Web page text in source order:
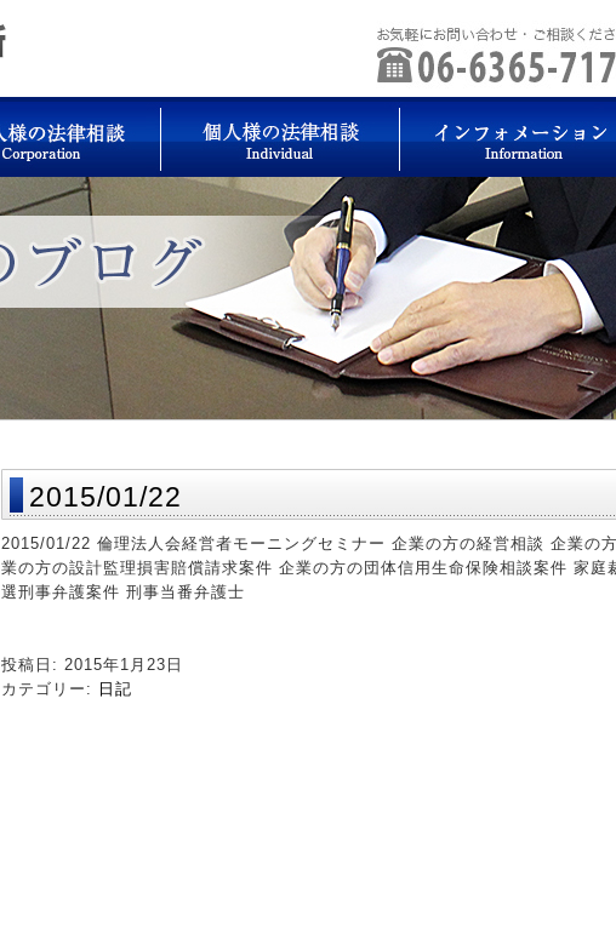
2015/01/22
2015/01/22 倫理法人会経営者モーニングセミナー 企業の方の経営相談 企業の
業の方の設計監理損害賠償請求案件 企業の方の団体信用生命保険相談案件 家庭
選刑事弁護案件 刑事当番弁護士
投稿日: 2015年1月23日
カテゴリー:
日記